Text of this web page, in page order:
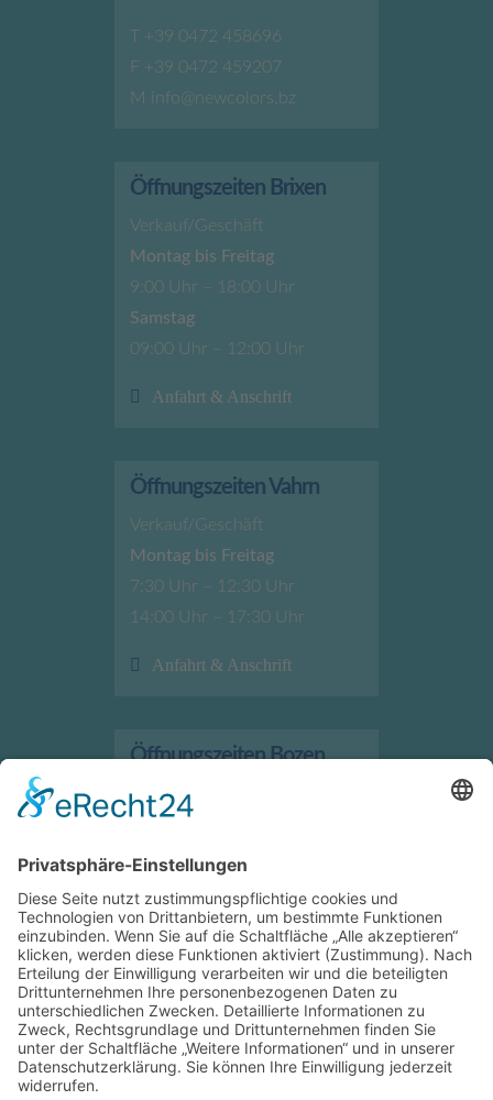
T +39 0472 458696
F +39 0472 459207
M info@newcolors.bz
Öffnungszeiten Brixen
Verkauf/Geschäft
Montag bis Freitag
9:00 Uhr – 18:00 Uhr
Samstag
09:00 Uhr – 12:00 Uhr
Anfahrt & Anschrift
Öffnungszeiten Vahrn
Verkauf/Geschäft
Montag bis Freitag
7:30 Uhr – 12:30 Uhr
14:00 Uhr – 17:30 Uhr
Anfahrt & Anschrift
Öffnungszeiten Bozen
Verkauf/Geschäft
7:30 Uhr – 12:00 Uhr
Anfahrt & Anschrift
Öffnungszeiten Bruneck
Verkauf/Geschäft